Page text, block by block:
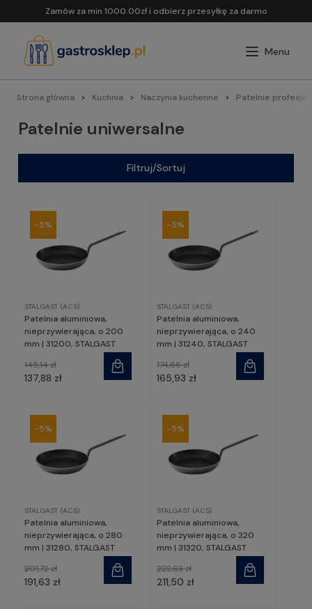
Zamów za min 1000.00zł i odbierz przesyłkę za darmo
Strona główna Kuchnia Naczynia kuchenne Patelnie
Patelnie uniwersalne
Filtruj/Sortuj
STALGAST (ACS)
Patelnia aluminiowa,
nieprzywierająca, o 200
mm | 31200, STALGAST
137,88 zł
145,14 zł
-5%
STALGAST (ACS)
Patelnia aluminiowa,
nieprzywierająca, o 240
mm | 31240, STALGAST
165,93 zł
174,66 zł
-5%
STALGAST (ACS)
Patelnia aluminiowa,
nieprzywierająca, o 280
mm | 31280, STALGAST
191,63 zł
201,72 zł
-5%
STALGAST (ACS)
Patelnia aluminiowa,
nieprzywierająca, o 320
mm | 31320, STALGAST
211,50 zł
222,63 zł
-5%